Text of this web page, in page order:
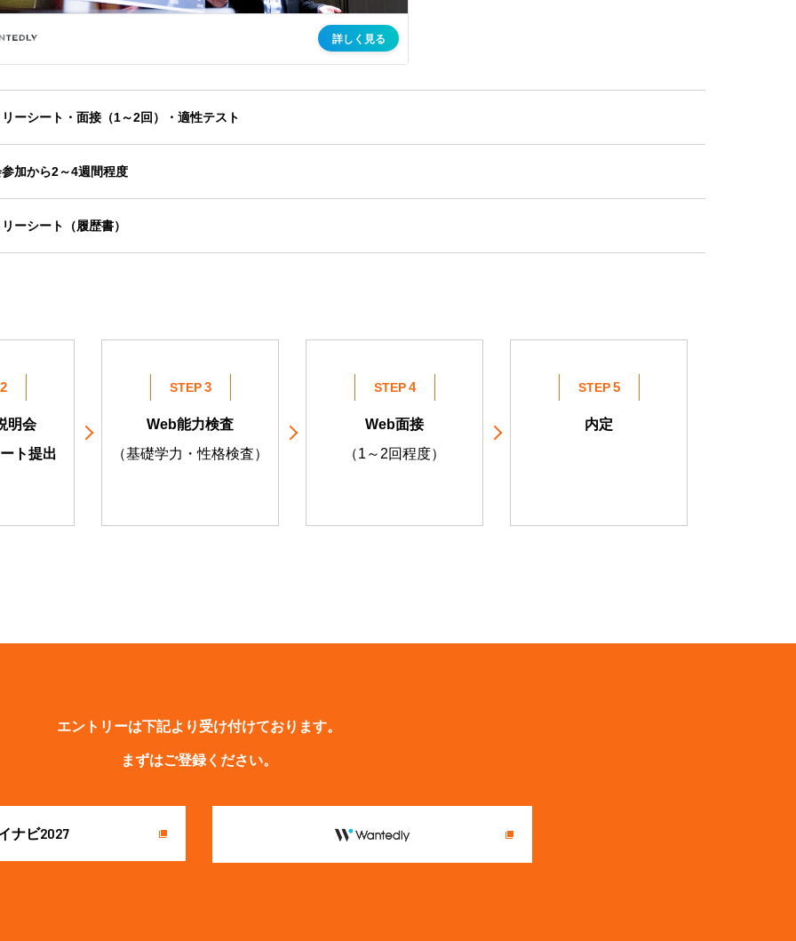
ーシート・面接（1～2回）・適性テスト
加から2～4週間程度
ーシート（履歴書）
明会
ト提出
STEP
Web能力検査
（基礎学力・性格検査）
STEP
Web面接
（1～2回程度）
STEP
内定
エントリーは下記より受け付けております。
まずはご登録ください。
ナビ2027